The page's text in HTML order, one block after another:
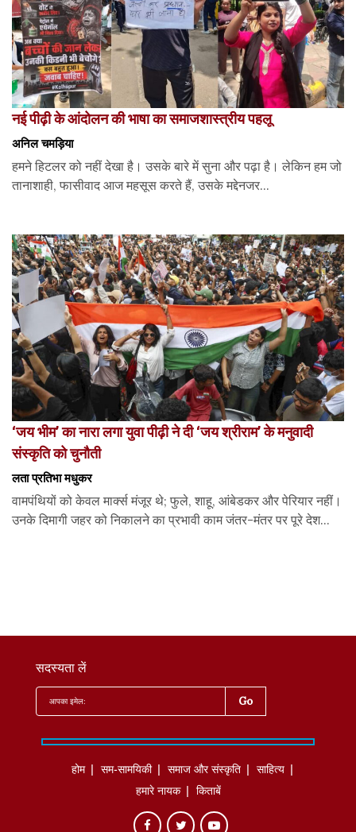
नई पीढ़ी के आंदोलन की भाषा का समाजशास्त्रीय पहलू
अनिल चमड़िया
हमने हिटलर को नहीं देखा है। उसके बारे में सुना और पढ़ा है। लेकिन हम जो
तानाशाही, फासीवाद आज महसूस करते हैं, उसके मद्देनजर...
‘जय भीम’ का नारा लगा युवा पीढ़ी ने दी ‘जय श्रीराम’ के मनुवादी
संस्कृति को चुनौती
लता प्रतिभा मधुकर
वामपंथियों को केवल मार्क्स मंजूर थे; फुले, शाहू, आंबेडकर और पेरियार नहीं।
उनके दिमागी जहर को निकालने का प्रभावी काम जंतर-मंतर पर पूरे देश...
सदस्यता लें
होम सम-सामयिकी समाज और संस्कृति
साहित्‍य
हमारे नायक
किताबें